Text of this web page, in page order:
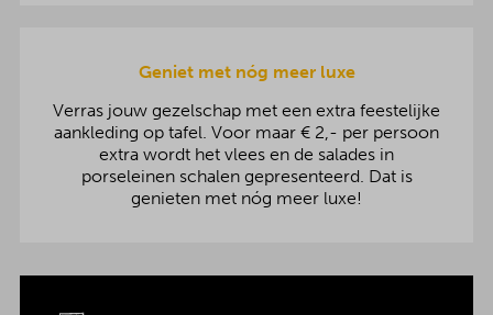
Geniet met nóg meer luxe
Verras jouw gezelschap met een extra feestelijke
aankleding op tafel. Voor maar € 2,- per persoon
extra wordt het vlees en de salades in
porseleinen schalen gepresenteerd. Dat is
genieten met nóg meer luxe!